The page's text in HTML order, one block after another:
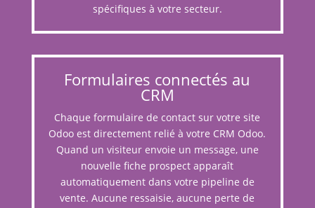
spécifiques à votre secteur.
Formulaires connectés au
CRM
Chaque formulaire de contact sur votre site
Odoo est directement relié à votre CRM Odoo.
Quand un visiteur envoie un message, une
nouvelle fiche prospect apparaît
automatiquement dans votre pipeline de
vente. Aucune ressaisie, aucune perte de